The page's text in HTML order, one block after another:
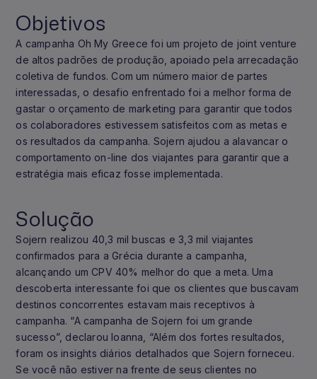
Objetivos
A campanha Oh My Greece foi um projeto de joint venture
de altos padrões de produção, apoiado pela arrecadação
coletiva de fundos. Com um número maior de partes
interessadas, o desafio enfrentado foi a melhor forma de
gastar o orçamento de marketing para garantir que todos
os colaboradores estivessem satisfeitos com as metas e
os resultados da campanha. Sojern ajudou a alavancar o
comportamento on-line dos viajantes para garantir que a
estratégia mais eficaz fosse implementada.
Solução
Sojern realizou 40,3 mil buscas e 3,3 mil viajantes
confirmados para a Grécia durante a campanha,
alcançando um CPV 40% melhor do que a meta. Uma
descoberta interessante foi que os clientes que buscavam
destinos concorrentes estavam mais receptivos à
campanha. “A campanha de Sojern foi um grande
sucesso”, declarou Ioanna, “Além dos fortes resultados,
foram os insights diários detalhados que Sojern forneceu.
Se você não estiver na frente de seus clientes no